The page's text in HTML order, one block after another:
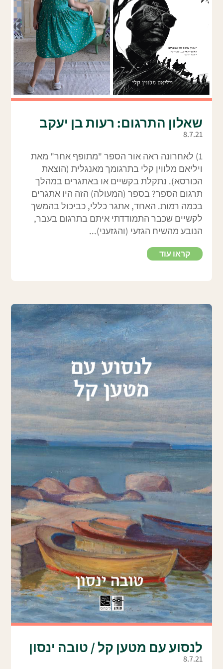
שאלון התרגום: רעות בן יעקב
8.7.21
1) לאחרונה ראה אור הספר "מתופף אחר" מאת
ויליאם מלווין קלי בתרגומך מאנגלית (הוצאת
הכורסא). נתקלת בקשיים או באתגרים במהלך
תרגום הספר? בספר (המעולה) הזה היו אתגרים
בכמה רמות. האחד, אתגר כללי, כביכול בהמשך
לקשיים שכבר התמודדתי איתם בתרגום בעבר,
הנובע מהשיח הגזעי (והגזעני)...
קראו עוד
לנסוע עם מטען קל / טובה ינסון
8.7.21